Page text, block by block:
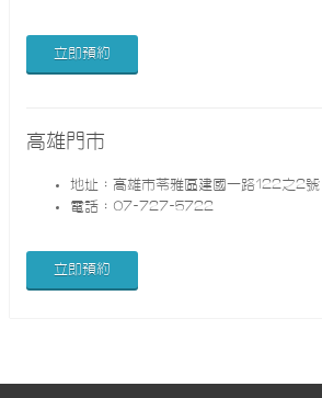
立即預約
高雄門市
地址：高雄市苓雅區建國一路122之2號
電話：07-727-5722
立即預約